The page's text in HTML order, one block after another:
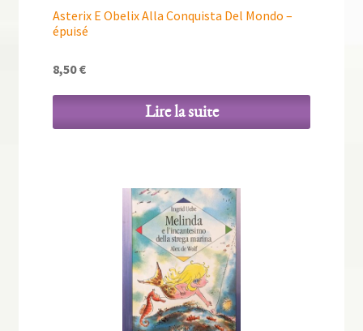
Asterix E Obelix Alla Conquista Del Mondo –
épuisé
8,50€
Lire la suite